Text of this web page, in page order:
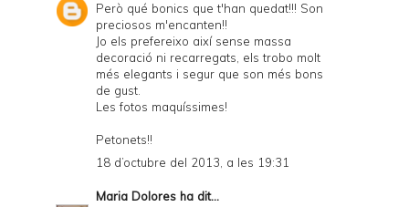
Però qué bonics que t'han quedat!!! Son
preciosos m'encanten!!
Jo els prefereixo així sense massa
decoració ni recarregats, els trobo molt
més elegants i segur que son més bons
de gust.
Les fotos maquíssimes!
Petonets!!
18 d’octubre del 2013, a les 19:31
Maria Dolores ha dit...